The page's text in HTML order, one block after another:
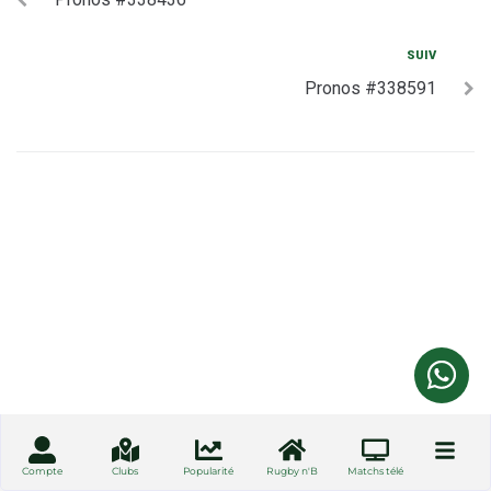
SUIV
Pronos #338591
Compte Clubs Popularité Rugby n'B Matchs télé